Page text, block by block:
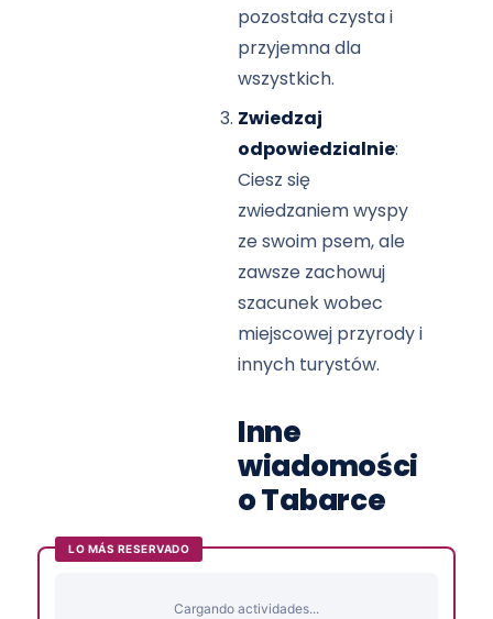
pozostała czysta i
przyjemna dla
wszystkich.
Zwiedzaj
odpowiedzialnie:
Ciesz się
zwiedzaniem wyspy
ze swoim psem, ale
zawsze zachowuj
szacunek wobec
miejscowej przyrody i
innych turystów.
Inne
wiadomości
o Tabarce
LO MÁS RESERVADO
Cargando actividades...